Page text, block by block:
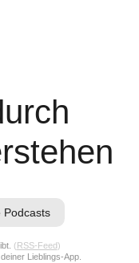
Podcasts
( RSS-Feed)
Lieblings-App.